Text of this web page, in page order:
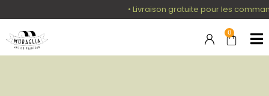
• Livraison gratuite pour les
0